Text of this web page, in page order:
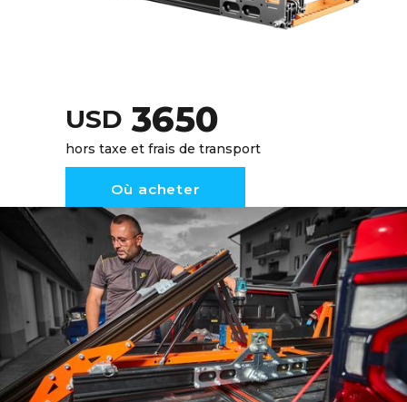
USD 3650
hors taxe et frais de transport
Où acheter